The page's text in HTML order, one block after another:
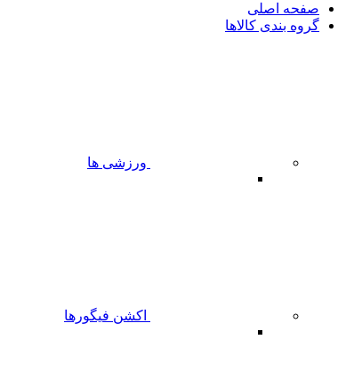
صفحه اصلی
گروه بندی کالاها
ورزشی ها
اکشن فیگورها